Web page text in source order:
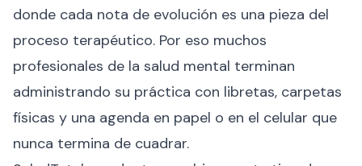
donde cada nota de evolución es una pieza del
proceso terapéutico. Por eso muchos
profesionales de la salud mental terminan
administrando su práctica con libretas, carpetas
físicas y una agenda en papel o en el celular que
nunca termina de cuadrar.